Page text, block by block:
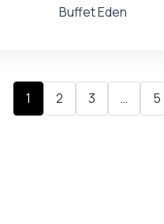
Buffet Eden
1 2 3 … 5